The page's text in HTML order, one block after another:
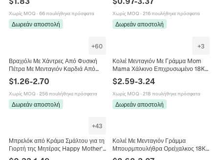
Μοντέρνα Κοσμήματα
Χωρίς MOQ · 66 πουλήθηκε πρόσφατα
Δωρεάν αποστολή
Μπαμπά Γενέθλια Χριστούγεννα
Χωρίς MOQ · 216 πουλήθηκε πρόσφατα
Δωρεάν αποστολή
+60
Βραχιόλι Με Χάντρες Από Φυσική
Πέτρα Με Μενταγιόν Καρδιά Από
Ανοξείδωτο Χάλυβα Για Μαμά Γιαγιά
Δώρο
$1.26-2.70
Χωρίς MOQ · 256 πουλήθηκε πρόσφατα
Δωρεάν αποστολή
+3
Κολιέ Μενταγιόν Με Γράμμα Mom
Mama Χάλκινο Επιχρυσωμένο 18K
Πολύχρωμο Ζιργκόν Κόσμημα Δώρο
Για Την Ημέρα Της Μητέρας
$2.59-3.24
Χωρίς MOQ · 218 πουλήθηκε πρόσφατα
Δωρεάν αποστολή
+43
Μπρελόκ από Κράμα Σμάλτου για τη
Γιορτή της Μητέρας Happy Mother's
Day Μενταγιόν Καρδιά Πεταλούδα
Κολιέ Με Μενταγιόν Γράμμα
Μπουρμπουλήθρα Ορείχαλκος 18Κ
Ρυθμιζόμενη Αλυσίδα Mom Mama